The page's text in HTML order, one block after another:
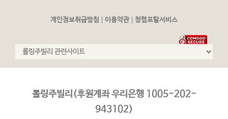
개인정보취급방침 | 이용약관 | 청렴포탈서비스
롤링주빌리(후원계좌 우리은행 1005-202-
943102)